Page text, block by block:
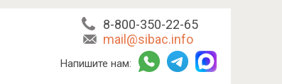
8-800-350-22-65
mail@sibac.info
Напишите нам: